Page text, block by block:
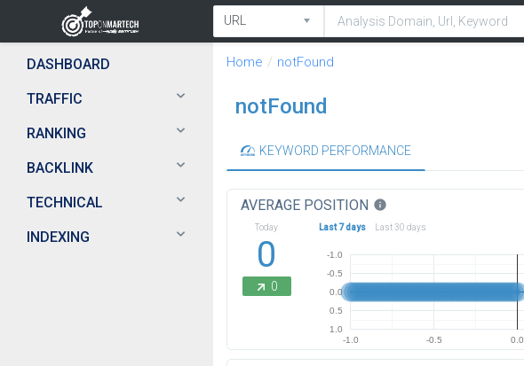
DASHBOARD
TRAFFIC
RANKING
BACKLINK
TECHNICAL
INDEXING
Home notFound
notFound
KEYWORD PERFORMANCE
AVERAGE POSITION info
Today
0
0
Last 7 days Last 30 days
-1.0 -0.5 0.0
-1.0
-0.5
0.0
0.5
1.0